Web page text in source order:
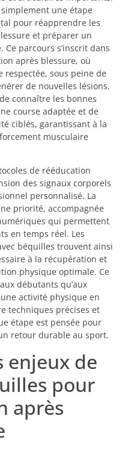
une étape
pour réapprendre les
et préparer un
parcours s’inscrit dans
après blessure, où
sous peine de
de nouvelles lésions.
connaître les bonnes
course adaptée et de
ciblés, garantissant à la
musculaire
de rééducation
des signaux corporels
personnalisé. La
priorité, accompagnée
qui permettent
en temps réel. Les
béquilles trouvent ainsi
à la récupération et
physique optimale. Ce
débutants qu’aux
activité physique en
techniques précises et
étape est pensée pour
retour durable au sport.
enjeux de
pour
après